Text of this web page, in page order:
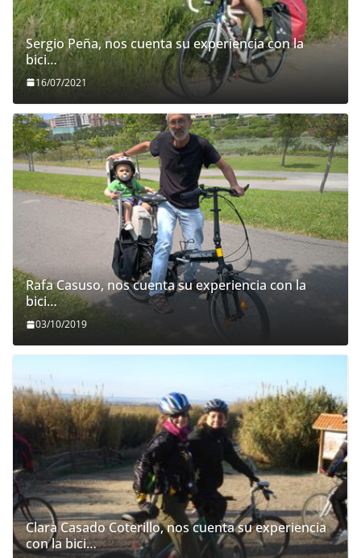
Sergio Peña, nos cuenta su experiencia con la
bici…
16/07/2021
Rafa Casuso, nos cuenta su experiencia con la
bici…
03/10/2019
Clara Casado Coterillo, nos cuenta su experiencia
con la bici…